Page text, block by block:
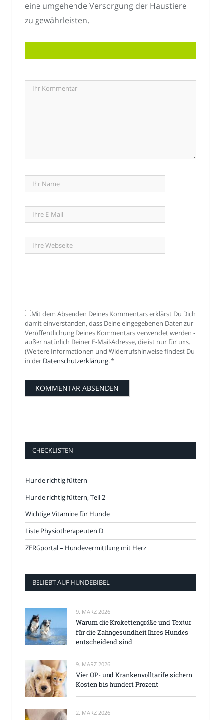
eine umgehende Versorgung der Haustiere
zu gewährleisten.
Mit dem Absenden Deines Kommentars erklärst Du Dich
damit einverstanden, dass Deine eingegebenen Daten zur
Veröffentlichung Deines Kommentars verwendet werden -
außer natürlich Deiner E-Mail-Adresse, die ist nur für uns.
(Weitere Informationen und Widerrufshinweise findest Du
in der Datenschutzerklärung.*
CHECKLISTEN
Hunde richtig füttern
Hunde richtig füttern, Teil 2
Wichtige Vitamine für Hunde
Liste Physiotherapeuten D
ZERGportal – Hundevermittlung mit Herz
BELIEBT AUF HUNDEBIBEL
9. MÄRZ 2026
Warum die Krokettengröße und Textur
für die Zahngesundheit Ihres Hundes
entscheidend sind
9. MÄRZ 2026
Vier OP- und Krankenvolltarife sichern
Kosten bis hundert Prozent
2. MÄRZ 2026